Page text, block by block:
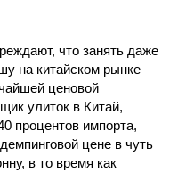
что занять даже
на китайском рынке
ценовой
улиток в Китай,
процентов импорта,
цене в чуть
в то время как